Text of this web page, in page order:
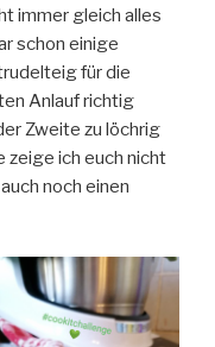
immer gleich alles
schon einige
für die
Anlauf richtig
Zweite zu löchrig
zeige ich euch nicht
noch einen